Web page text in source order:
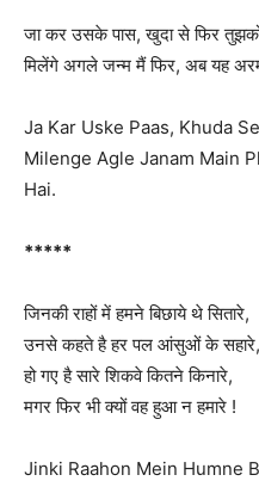
जा कर उसके पास, खुदा से फिर तुझको
मिलेंगे अगले जन्म मैं फिर, अब यह
Ja Kar Uske Paas, Khuda
Milenge Agle Janam Main
Hai.
*****
जिनकी राहों में हमने बिछाये थे सितारे,
उनसे कहते है हर पल आंसुओं के सहारे,
हो गए है सारे शिकवे कितने किनारे,
मगर फिर भी क्यों वह हुआ न हमारे !
Jinki Raahon Mein Humne